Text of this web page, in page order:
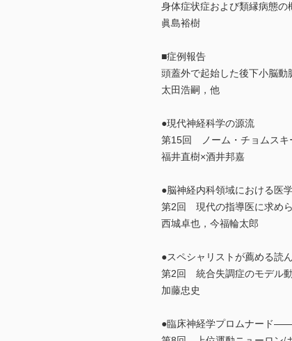
身体症状症および類縁病態の
眞島裕樹
■症例報告
頭蓋外で起始した後下小脳動
太田浩嗣，他
●現代神経科学の源流
第15回 ノーム・チョムスキ
福井直樹×酒井邦嘉
●脳神経内科領域における医
第2回 現代の指導医に求め
西城卓也，今福輪太郎
●スペシャリストが薦める読
第2回 統合失調症のモデル
加藤忠史
●臨床神経学プロムナード